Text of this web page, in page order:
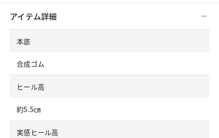
アイテム詳細
本底
合成ゴム
ヒール高
約5.5㎝
実感ヒール高